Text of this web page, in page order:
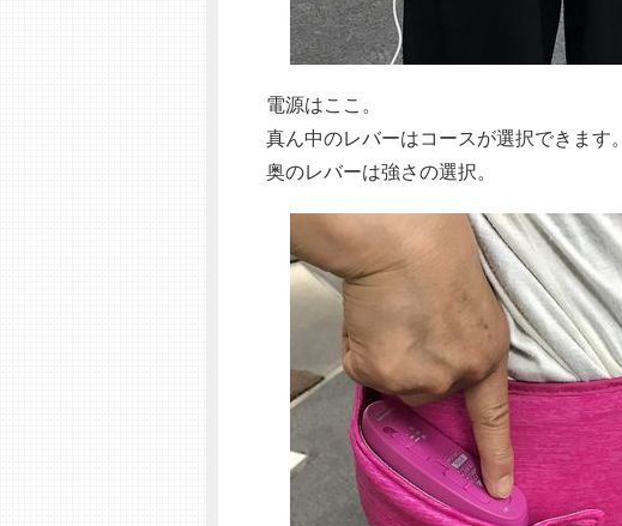
電源はここ。
真ん中のレバーはコースが選択できます。
奥のレバーは強さの選択。